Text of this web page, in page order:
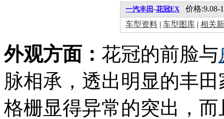
一汽丰田 -花冠EX 价格:9.08-
车型资料 | 车型图库 | 相关
外观方面： 花冠的前脸与
脉相承，透出明显的丰
格栅显得异常的突出，